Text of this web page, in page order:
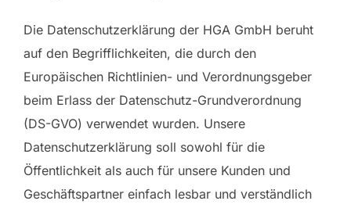
Die Datenschutzerklärung der HGA GmbH beruht
auf den Begrifflichkeiten, die durch den
Europäischen Richtlinien- und Verordnungsgeber
beim Erlass der Datenschutz-Grundverordnung
(DS-GVO) verwendet wurden. Unsere
Datenschutzerklärung soll sowohl für die
Öffentlichkeit als auch für unsere Kunden und
Geschäftspartner einfach lesbar und verständlich